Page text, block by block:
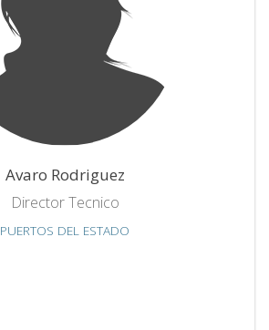
Avaro Rodriguez
Director Tecnico
PUERTOS DEL ESTADO